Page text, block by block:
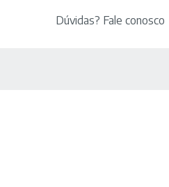
Dúvidas? Fale conosco